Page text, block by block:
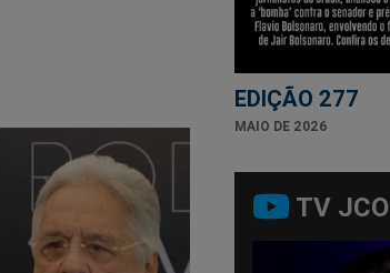
EDIÇÃO 277
MAIO DE 2026
TV JCO